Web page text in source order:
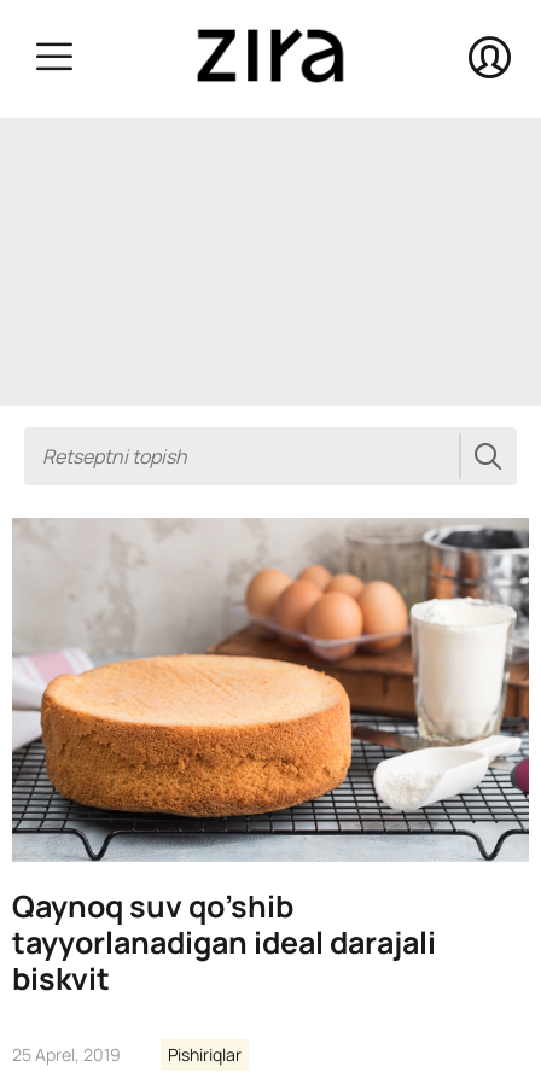
Qaynoq suv qo’shib
tayyorlanadigan ideal darajali
biskvit
25 Aprel, 2019 Pishiriqlar